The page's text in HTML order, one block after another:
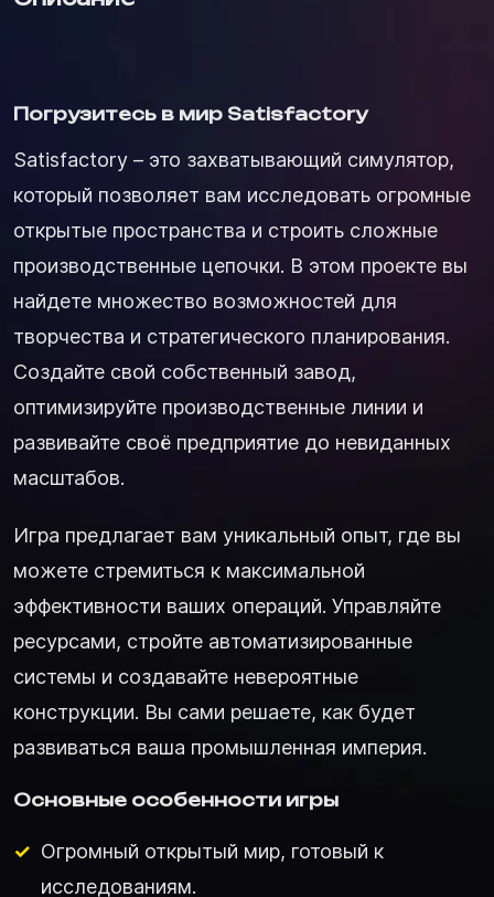
Погрузитесь в мир Satisfactory
Satisfactory – это захватывающий симулятор,
который позволяет вам исследовать огромные
открытые пространства и строить сложные
производственные цепочки. В этом проекте вы
найдете множество возможностей для
творчества и стратегического планирования.
Создайте свой собственный завод,
оптимизируйте производственные линии и
развивайте своё предприятие до невиданных
масштабов.
Игра предлагает вам уникальный опыт, где вы
можете стремиться к максимальной
эффективности ваших операций. Управляйте
ресурсами, стройте автоматизированные
системы и создавайте невероятные
конструкции. Вы сами решаете, как будет
развиваться ваша промышленная империя.
Основные особенности игры
Огромный открытый мир, готовый к
исследованиям.